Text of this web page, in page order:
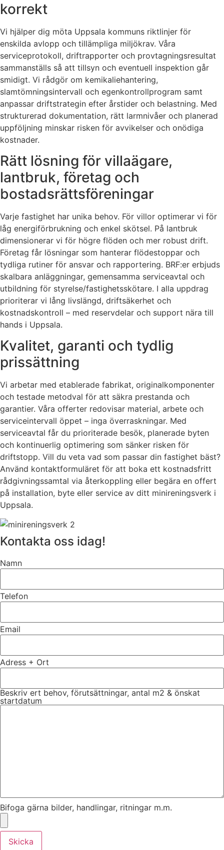
korrekt
Vi hjälper dig möta Uppsala kommuns riktlinjer för
enskilda avlopp och tillämpliga miljökrav. Våra
serviceprotokoll, driftrapporter och provtagningsresultat
sammanställs så att tillsyn och eventuell inspektion går
smidigt. Vi rådgör om kemikaliehantering,
slamtömningsintervall och egenkontrollprogram samt
anpassar driftstrategin efter årstider och belastning. Med
strukturerad dokumentation, rätt larmnivåer och planerad
uppföljning minskar risken för avvikelser och onödiga
kostnader.
Rätt lösning för villaägare,
lantbruk, företag och
bostadsrättsföreningar
Varje fastighet har unika behov. För villor optimerar vi för
låg energiförbrukning och enkel skötsel. På lantbruk
dimensionerar vi för högre flöden och mer robust drift.
Företag får lösningar som hanterar flödestoppar och
tydliga rutiner för ansvar och rapportering. BRF:er erbjuds
skalbara anläggningar, gemensamma serviceavtal och
utbildning för styrelse/fastighetsskötare. I alla uppdrag
prioriterar vi lång livslängd, driftsäkerhet och
kostnadskontroll – med reservdelar och support nära till
hands i Uppsala.
Kvalitet, garanti och tydlig
prissättning
Vi arbetar med etablerade fabrikat, originalkomponenter
och testade metodval för att säkra prestanda och
garantier. Våra offerter redovisar material, arbete och
serviceintervall öppet – inga överraskningar. Med
serviceavtal får du prioriterade besök, planerade byten
och kontinuerlig optimering som sänker risken för
driftstopp. Vill du veta vad som passar din fastighet bäst?
Använd kontaktformuläret för att boka ett kostnadsfritt
rådgivningssamtal via återkoppling eller begära en offert
på installation, byte eller service av ditt minireningsverk i
Uppsala.
Kontakta oss idag!
Namn
Telefon
Email
Adress + Ort
Beskriv ert behov, förutsättningar, antal m2 & önskat
startdatum
Bifoga gärna bilder, handlingar, ritningar m.m.
Skicka